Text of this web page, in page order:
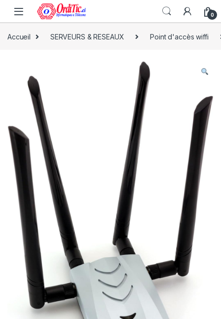
0
Accueil SERVEURS & RESEAUX Point d'accès wiffi